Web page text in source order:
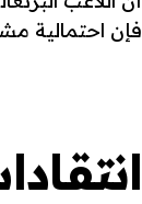
فإن احتمالية